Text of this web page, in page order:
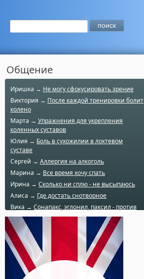
Общение
Иришка → Не могу сфокусировать зрение
Виктория → После каждой тренировки болит
колено
Марта → Упражнения для укрепления
коленных суставов
Юлия → Боль в сухожилии в локтевом
суставе
Сергей → Аллергия на алкоголь
Марина → Все время хочу спать
Ирина → Сколько ни сплю - не высыпаюсь
Алиса → Где достать снотворное
Вика → Сонапакс, эглонил, паксил - против
чего?
Катерина →
Боль в колене при нагрузке
Алла →Болят коленные суставы
Паша Щ. →
Боль в коленной чашечке
Ульяна Ф. →Болят и хрустят колени
Артемов Иван →
Болит и опухло колено